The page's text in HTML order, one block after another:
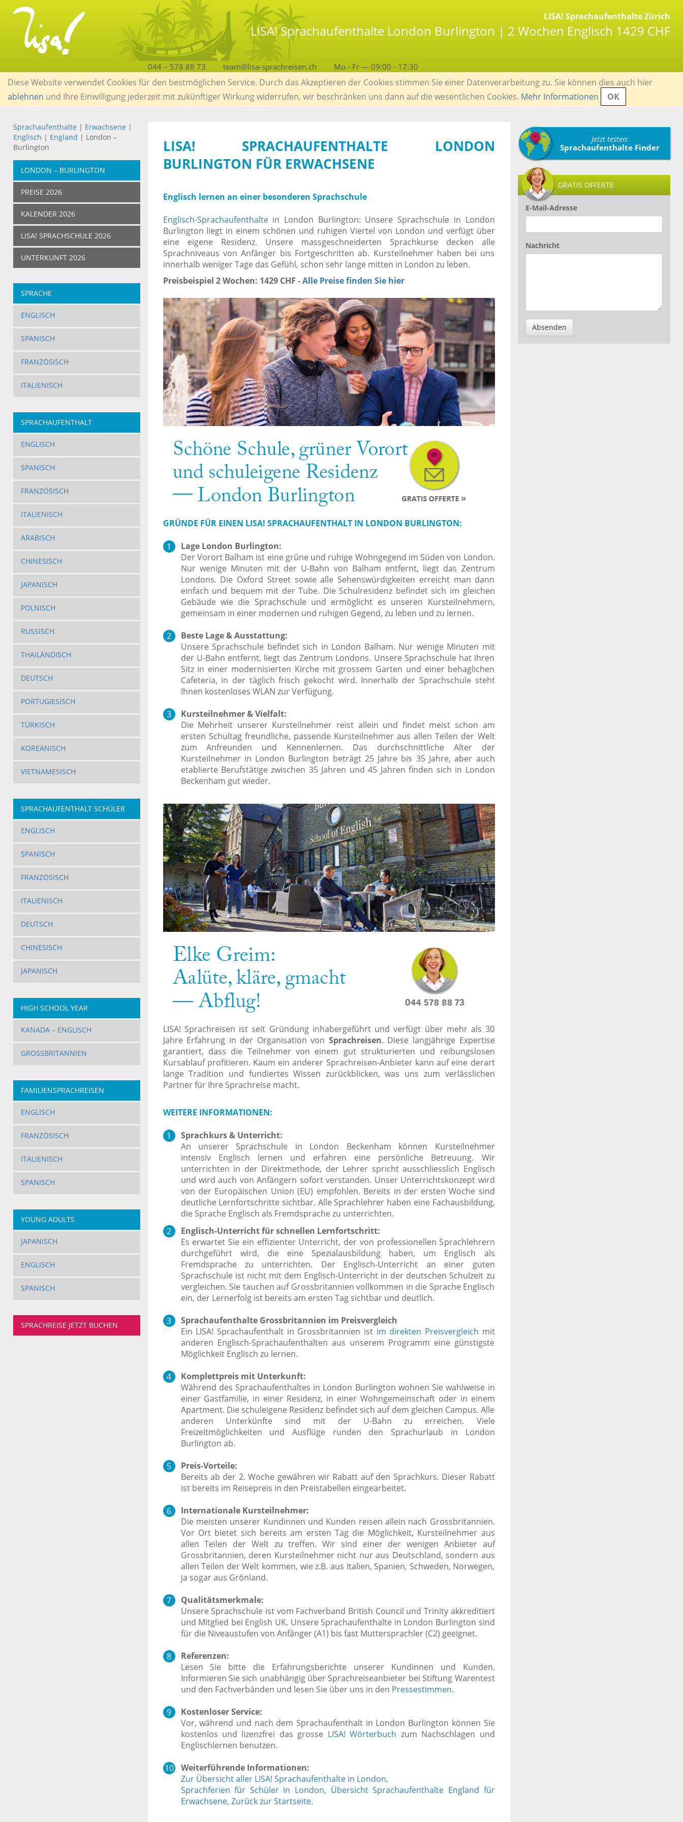
LISA! Sprachaufenthalte Zürich
LISA! Sprachaufenthalte London Burlington | 2 Wochen Englisch 1429 CHF
044 – 578 88 73 team@lisa-sprachreisen.ch Mo - Fr — 09:00 - 17:30
Diese Website verwendet Cookies für den bestmöglichen Service. Durch das Akzeptieren der Cookies stimmen Sie einer Datenverarbeitung zu. Sie können dies auch hier
ablehnen und Ihre Einwilligung jederzeit mit zukünftiger Wirkung widerrufen, wir beschränken uns dann auf die wesentlichen Cookies. Mehr Informationen OK
Sprachaufenthalte | Erwachsene |
Englisch | England | London –
Burlington
LONDON – BURLINGTON
PREISE 2026
KALENDER 2026
LISA! SPRACHSCHULE 2026
UNTERKUNFT 2026
SPRACHE
ENGLISCH
SPANISCH
FRANZÖSISCH
ITALIENISCH
SPRACHAUFENTHALT
ERWACHSENE
ENGLISCH
SPANISCH
FRANZÖSISCH
ITALIENISCH
ARABISCH
CHINESISCH
JAPANISCH
POLNISCH
RUSSISCH
THAILÄNDISCH
DEUTSCH
PORTUGIESISCH
TÜRKISCH
KOREANISCH
VIETNAMESISCH
SPRACHAUFENTHALT SCHÜLER
ENGLISCH
SPANISCH
FRANZÖSISCH
ITALIENISCH
DEUTSCH
CHINESISCH
JAPANISCH
HIGH SCHOOL YEAR
KANADA – ENGLISCH
GROSSBRITANNIEN
FAMILIENSPRACHREISEN
ENGLISCH
FRANZÖSISCH
ITALIENISCH
SPANISCH
YOUNG ADULTS
JAPANISCH
ENGLISCH
SPANISCH
SPRACHREISE JETZT BUCHEN
LISA! SPRACHAUFENTHALTE LONDON
BURLINGTON FÜR ERWACHSENE
Englisch lernen an einer besonderen Sprachschule
Englisch-Sprachaufenthaltein London Burlington: Unsere Sprachschule in London
Burlington liegt in einem schönen und ruhigen Viertel von London und verfügt über
eine eigene Residenz. Unsere massgeschneiderten Sprachkurse decken alle
Sprachniveaus von Anfänger bis Fortgeschritten ab. Kursteilnehmer haben bei uns
innerhalb weniger Tage das Gefühl, schon sehr lange mitten in London zu leben.
Preisbeispiel 2 Wochen: 1429 CHF -Alle Preise finden Sie hier
GRÜNDE FÜR EINEN LISA! SPRACHAUFENTHALT IN LONDON BURLINGTON:
Lage London Burlington:
Der Vorort Balham ist eine grüne und ruhige Wohngegend im Süden von London.
Nur wenige Minuten mit der U-Bahn von Balham entfernt, liegt das Zentrum
Londons. Die Oxford Street sowie alle Sehenswürdigkeiten erreicht man dann
einfach und bequem mit der Tube. Die Schulresidenz befindet sich im gleichen
Gebäude wie die Sprachschule und ermöglicht es unseren Kursteilnehmern,
gemeinsam in einer modernen und ruhigen Gegend, zu leben und zu lernen.
Beste Lage & Ausstattung:
Unsere Sprachschule befindet sich in London Balham. Nur wenige Minuten mit
der U-Bahn entfernt, liegt das Zentrum Londons. Unsere Sprachschule hat ihren
Sitz in einer modernisierten Kirche mit grossem Garten und einer behaglichen
Cafeteria, in der täglich frisch gekocht wird. Innerhalb der Sprachschule steht
Ihnen kostenloses WLAN zur Verfügung.
Kursteilnehmer & Vielfalt:
Die Mehrheit unserer Kursteilnehmer reist allein und findet meist schon am
ersten Schultag freundliche, passende Kursteilnehmer aus allen Teilen der Welt
zum Anfreunden und Kennenlernen. Das durchschnittliche Alter der
Kursteilnehmer in London Burlington beträgt 25 Jahre bis 35 Jahre, aber auch
etablierte Berufstätige zwischen 35 Jahren und 45 Jahren finden sich in London
Beckenham gut wieder.
LISA! Sprachreisen ist seit Gründung inhabergeführt und verfügt über mehr als 30
Jahre Erfahrung in der Organisation von Sprachreisen. Diese langjährige Expertise
garantiert, dass die Teilnehmer von einem gut strukturierten und reibungslosen
Kursablauf profitieren. Kaum ein anderer Sprachreisen-Anbieter kann auf eine derart
lange Tradition und fundiertes Wissen zurückblicken, was uns zum verlässlichen
Partner für Ihre Sprachreise macht.
WEITERE INFORMATIONEN:
Sprachkurs & Unterricht:
An unserer Sprachschule in London Beckenham können Kursteilnehmer
intensiv Englisch lernen und erfahren eine persönliche Betreuung. Wir
unterrichten in der Direktmethode, der Lehrer spricht ausschliesslich Englisch
und wird auch von Anfängern sofort verstanden. Unser Unterrichtskonzept wird
von der Europäischen Union (EU) empfohlen. Bereits in der ersten Woche sind
deutliche Lernfortschritte sichtbar. Alle Sprachlehrer haben eine Fachausbildung,
die Sprache Englisch als Fremdsprache zu unterrichten.
Englisch-Unterricht für schnellen Lernfortschritt:
Es erwartet Sie ein effizienter Unterricht, der von professionellen Sprachlehrern
durchgeführt wird, die eine Spezialausbildung haben, um Englisch als
Fremdsprache zu unterrichten. Der Englisch-Unterricht an einer guten
Sprachschule ist nicht mit dem Englisch-Unterricht in der deutschen Schulzeit zu
vergleichen. Sie tauchen auf Grossbritannien vollkommen in die Sprache Englisch
ein, der Lernerfolg ist bereits am ersten Tag sichtbar und deutlich.
Sprachaufenthalte Grossbritannien im Preisvergleich
Ein LISA! Sprachaufenthalt in Grossbritannien ist im direkten Preisvergleich mit
anderen Englisch-Sprachaufenthalten aus unserem Programm eine günstigste
Möglichkeit Englisch zu lernen.
Komplettpreis mit Unterkunft:
Während des Sprachaufenthaltes in London Burlington wohnen Sie wahlweise in
einer Gastfamilie, in einer Residenz, in einer Wohngemeinschaft oder in einem
Apartment. Die schuleigene Residenz befindet sich auf dem gleichen Campus. Alle
anderen Unterkünfte sind mit der U-Bahn zu erreichen.
Viele
Freizeitmöglichkeiten und Ausflüge runden den Sprachurlaub in London
Burlington ab.
Preis-Vorteile:
Bereits ab der 2. Woche gewähren wir Rabatt auf den Sprachkurs. Dieser Rabatt
ist bereits im Reisepreis in den Preistabellen eingearbeitet.
Internationale Kursteilnehmer:
Die meisten unserer Kundinnen und Kunden reisen allein nach Grossbritannien.
Vor Ort bietet sich bereits am ersten Tag die Möglichkeit, Kursteilnehmer aus
allen Teilen der Welt zu treffen. Wir sind einer der wenigen Anbieter auf
Grossbritannien, deren Kursteilnehmer nicht nur aus Deutschland, sondern aus
allen Teilen der Welt kommen, wie z.B. aus Italien, Spanien, Schweden, Norwegen,
ja sogar aus Grönland.
Qualitätsmerkmale:
Unsere Sprachschule ist vom Fachverband British Council und Trinity akkreditiert
und Mitglied bei English UK. Unsere Sprachaufenthalte in London Burlington sind
für die Niveaustufen von Anfänger (A1) bis fast Muttersprachler (C2) geeignet.
Referenzen:
Lesen Sie bitte die Erfahrungsberichte unserer Kundinnen und Kunden.
Informieren Sie sich unabhängig über Sprachreiseanbieter bei Stiftung Warentest
und den Fachverbänden und lesen Sie über uns in den Pressestimmen.
Kostenloser Service:
Vor, während und nach dem Sprachaufenthalt in London Burlington können Sie
kostenlos und lizenzfrei das grosse LISA! Wörterbuch zum Nachschlagen und
Englischlernen benutzen.
Weiterführende Informationen:
Zur Übersicht aller LISA! Sprachaufenthalte in London,
Sprachferien für Schüler in London, Übersicht Sprachaufenthalte England für
Erwachsene, Zurück zur Startseite.
Jetzt testen:
Sprachaufenthalte Finder
GRATIS OFFERTE
E-Mail-Adresse
Nachricht
Absenden